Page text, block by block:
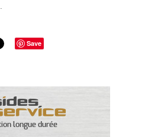
Save
longue durée